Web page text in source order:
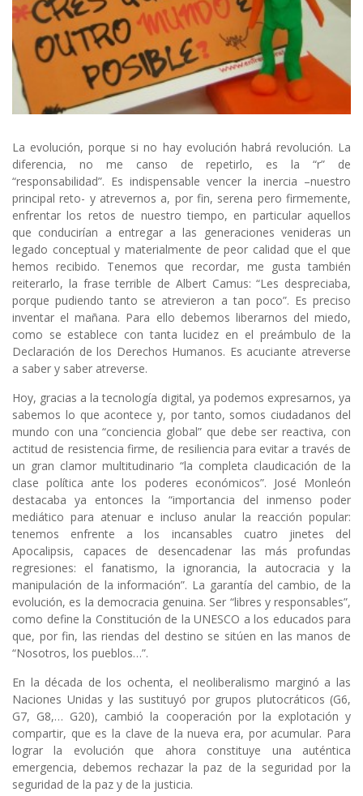
La evolución, porque si no hay evolución habrá revolución. La
diferencia, no me canso de repetirlo, es la “r” de
“responsabilidad”. Es indispensable vencer la inercia –nuestro
principal reto- y atrevernos a, por fin, serena pero firmemente,
enfrentar los retos de nuestro tiempo, en particular aquellos
que conducirían a entregar a las generaciones venideras un
legado conceptual y materialmente de peor calidad que el que
hemos recibido. Tenemos que recordar, me gusta también
reiterarlo, la frase terrible de Albert Camus: “Les despreciaba,
porque pudiendo tanto se atrevieron a tan poco”. Es preciso
inventar el mañana. Para ello debemos liberarnos del miedo,
como se establece con tanta lucidez en el preámbulo de la
Declaración de los Derechos Humanos. Es acuciante atreverse
a saber y saber atreverse.
Hoy, gracias a la tecnología digital, ya podemos expresarnos, ya
sabemos lo que acontece y, por tanto, somos ciudadanos del
mundo con una “conciencia global” que debe ser reactiva, con
actitud de resistencia firme, de resiliencia para evitar a través de
un gran clamor multitudinario “la completa claudicación de la
clase política ante los poderes económicos”. José Monleón
destacaba ya entonces la “importancia del inmenso poder
mediático para atenuar e incluso anular la reacción popular:
tenemos enfrente a los incansables cuatro jinetes del
Apocalipsis, capaces de desencadenar las más profundas
regresiones: el fanatismo, la ignorancia, la autocracia y la
manipulación de la información”. La garantía del cambio, de la
evolución, es la democracia genuina. Ser “libres y responsables”,
como define la Constitución de la UNESCO a los educados para
que, por fin, las riendas del destino se sitúen en las manos de
“Nosotros, los pueblos…”.
En la década de los ochenta, el neoliberalismo marginó a las
Naciones Unidas y las sustituyó por grupos plutocráticos (G6,
G7, G8,… G20), cambió la cooperación por la explotación y
compartir, que es la clave de la nueva era, por acumular. Para
lograr la evolución que ahora constituye una auténtica
emergencia, debemos rechazar la paz de la seguridad por la
seguridad de la paz y de la justicia.